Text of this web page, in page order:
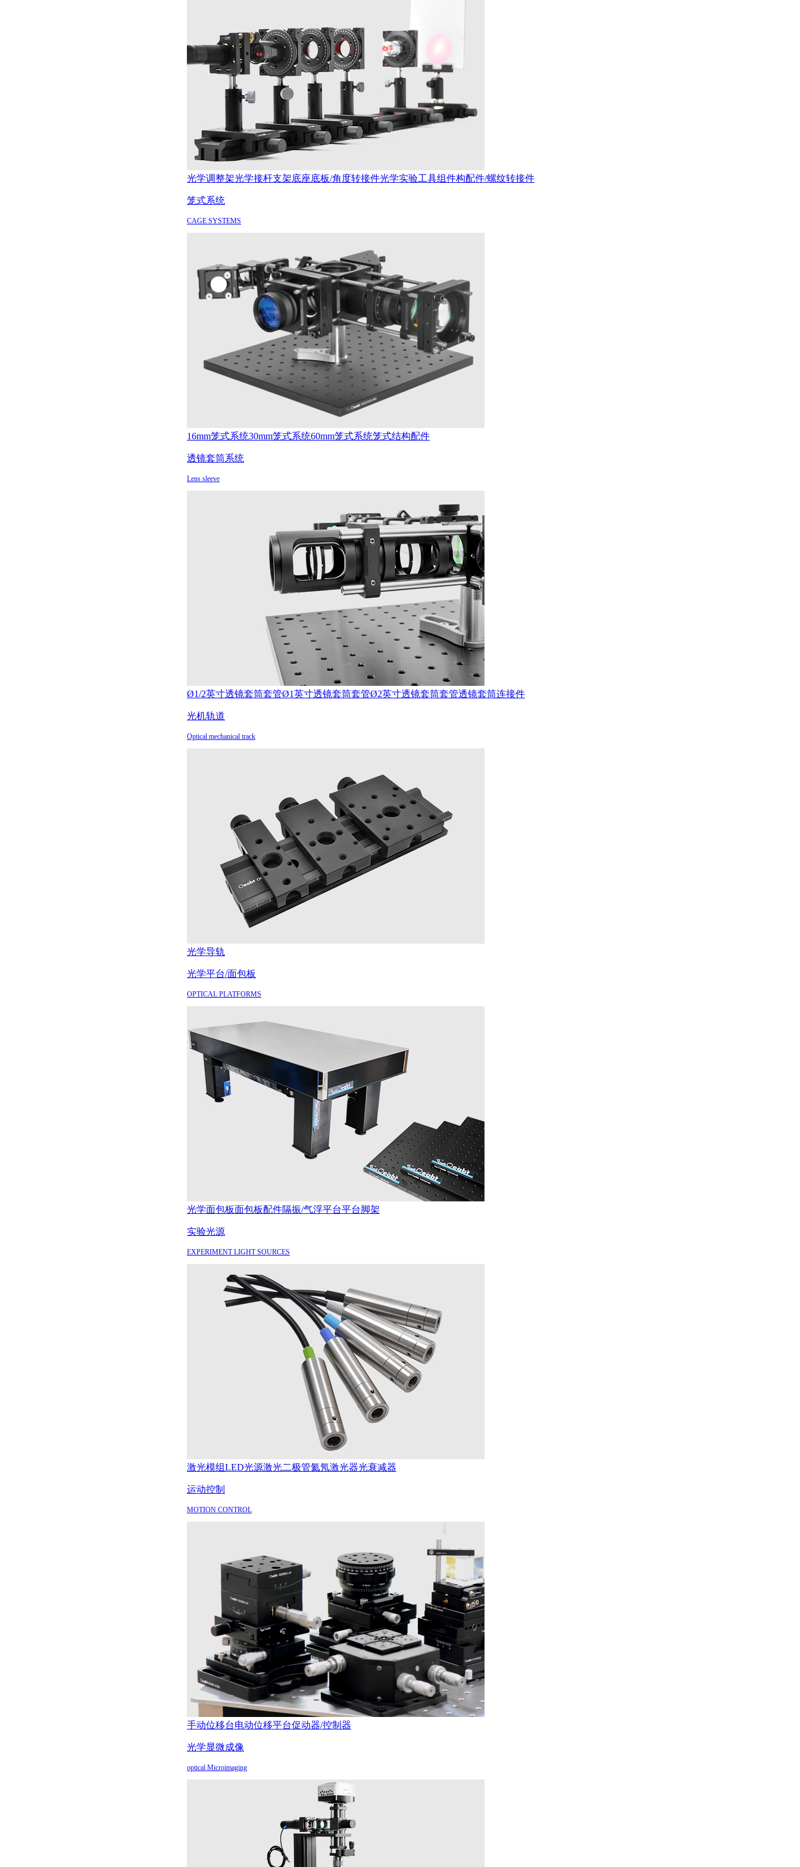
光学调整架光学接杆支架底座底板/角度转接件光学实验工具组件构配件/螺纹转接件
笼式系统
CAGE SYSTEMS
16mm笼式系统30mm笼式系统60mm笼式系统笼式结构配件
透镜套筒系统
Lens sleeve
Ø1/2英寸透镜套筒套管Ø1英寸透镜套筒套管Ø2英寸透镜套筒套管透镜套筒连接件
光机轨道
Optical mechanical track
光学导轨
光学平台/面包板
OPTICAL PLATFORMS
光学面包板面包板配件隔振/气浮平台平台脚架
实验光源
EXPERIMENT LIGHT SOURCES
激光模组LED光源激光二极管氦氖激光器光衰减器
运动控制
MOTION CONTROL
手动位移台电动位移平台促动器/控制器
光学显微成像
optical Microimaging